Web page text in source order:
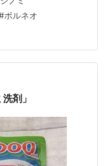
ボルネオ保全トラ
ヤシの実由来の植物
もつ、ヤシの実由
石油系界面活性
抗菌剤は一切不使
ボルネオ
剤」